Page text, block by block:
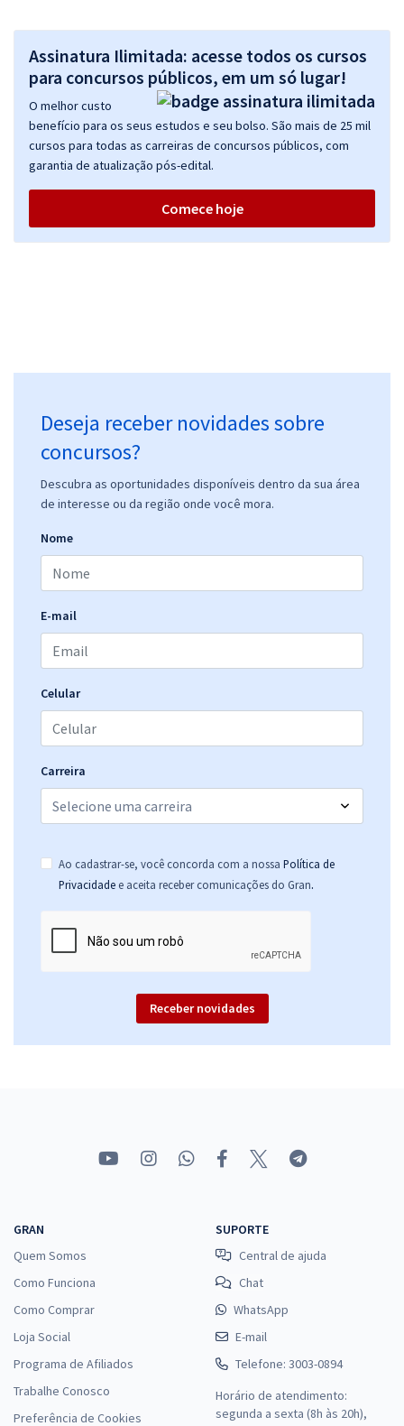
Assinatura Ilimitada: acesse todos os cursos
para concursos públicos, em um só lugar!
O melhor custo
benefício para os seus estudos e seu bolso. São mais de 25 mil
cursos para todas as carreiras de concursos públicos, com
garantia de atualização pós-edital.
Comece hoje
Deseja receber novidades sobre
concursos?
Descubra as oportunidades disponíveis dentro da sua área
de interesse ou da região onde você mora.
Nome
E-mail
Celular
Carreira
Ao cadastrar-se, você concorda com a nossa Política de
Privacidade e aceita receber comunicações do Gran.
Receber novidades
GRAN
Quem Somos
Como Funciona
Como Comprar
Loja Social
Programa de Afiliados
Trabalhe Conosco
Preferência de Cookies
SUPORTE
Central de ajuda
Chat
WhatsApp
E-mail
Telefone: 3003-0894
Horário de atendimento:
segunda a sexta (8h às 20h),